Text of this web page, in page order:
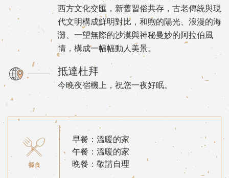
西方文化交匯，新舊習俗共存，古老傳統與現
代文明構成鮮明對比，和煦的陽光、浪漫的海
灘、一望無際的沙漠與神秘曼妙的阿拉伯風
情，構成一幅幅動人美景。
抵達杜拜
今晚夜宿機上，祝您一夜好眠。
早餐：溫暖的家
午餐：溫暖的家
晚餐：敬請自理